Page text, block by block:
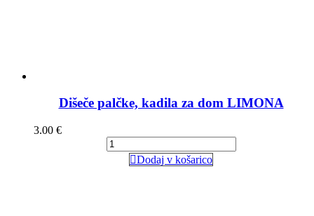
Dišeče palčke, kadila za dom LIMONA
3.00 €
Dodaj v košarico